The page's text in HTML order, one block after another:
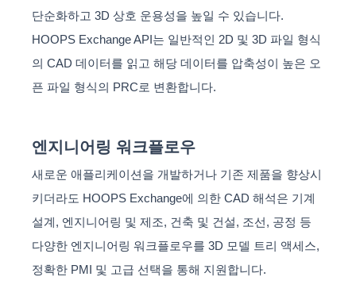
단순화하고 3D 상호 운용성을 높일 수 있습니다.
HOOPS Exchange API는 일반적인 2D 및 3D 파일 형식
의 CAD 데이터를 읽고 해당 데이터를 압축성이 높은 오
픈 파일 형식의 PRC로 변환합니다.
엔지니어링 워크플로우
새로운 애플리케이션을 개발하거나 기존 제품을 향상시
키더라도 HOOPS Exchange에 의한 CAD 해석은 기계
설계, 엔지니어링 및 제조, 건축 및 건설, 조선, 공정 등
다양한 엔지니어링 워크플로우를 3D 모델 트리 액세스,
정확한 PMI 및 고급 선택을 통해 지원합니다.